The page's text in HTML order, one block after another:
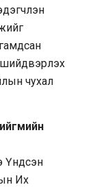
шийдвэрлэх
чухал
Үндсэн
Их